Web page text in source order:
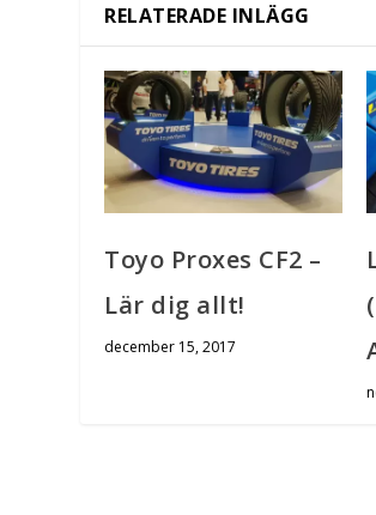
RELATERADE INLÄGG
Toyo Proxes CF2 –
Lär dig allt!
december 15, 2017